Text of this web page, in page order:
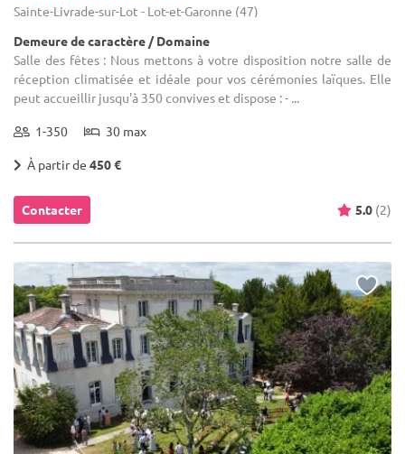
Sainte-Livrade-sur-Lot - Lot-et-Garonne (47)
Demeure de caractère / Domaine
Salle des fêtes : Nous mettons à votre disposition notre salle de
réception climatisée et idéale pour vos cérémonies laïques. Elle
peut accueillir jusqu'à 350 convives et dispose : - ...
1-350 30 max
À partir de 450 €
Contacter 5.0 (2)